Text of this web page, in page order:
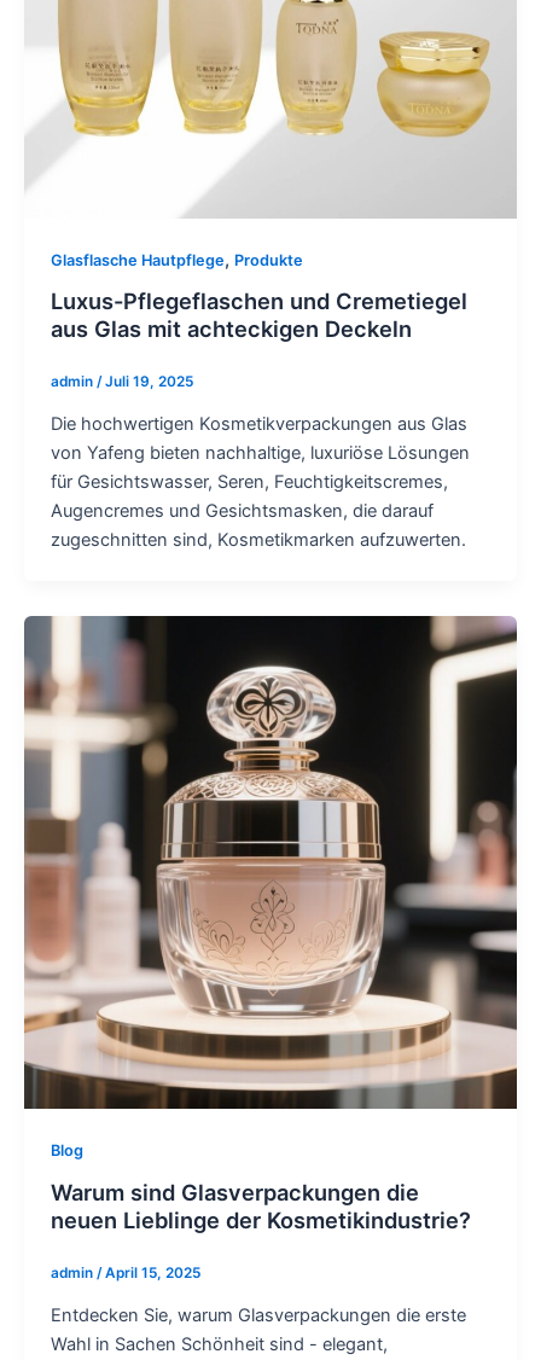
Glasflasche Hautpflege, Produkte
Luxus-Pflegeflaschen und Cremetiegel
aus Glas mit achteckigen Deckeln
admin /Juli 19, 2025
Die hochwertigen Kosmetikverpackungen aus Glas
von Yafeng bieten nachhaltige, luxuriöse Lösungen
für Gesichtswasser, Seren, Feuchtigkeitscremes,
Augencremes und Gesichtsmasken, die darauf
zugeschnitten sind, Kosmetikmarken aufzuwerten.
Blog
Warum sind Glasverpackungen die
neuen Lieblinge der Kosmetikindustrie?
admin /April 15, 2025
Entdecken Sie, warum Glasverpackungen die erste
Wahl in Sachen Schönheit sind - elegant,